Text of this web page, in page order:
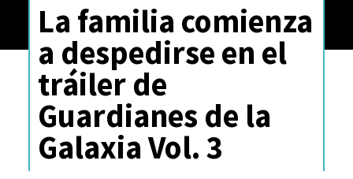
La familia comienza
a despedirse en el
tráiler de
Guardianes de la
Galaxia Vol. 3